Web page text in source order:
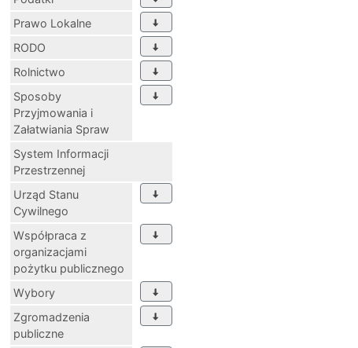
Prawo Lokalne
RODO
Rolnictwo
Sposoby
Przyjmowania i
Załatwiania Spraw
System Informacji
Przestrzennej
Urząd Stanu
Cywilnego
Współpraca z
organizacjami
pożytku publicznego
Wybory
Zgromadzenia
publiczne